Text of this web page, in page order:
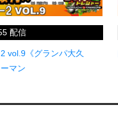
配信
vol.9《グランパ大久
マン